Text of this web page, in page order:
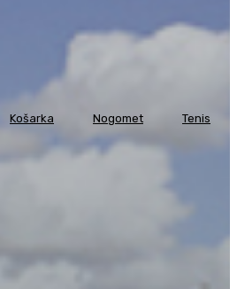
Košarka Nogomet Tenis